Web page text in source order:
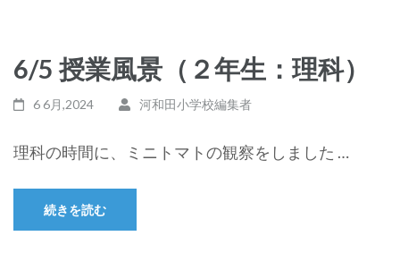
6/5 授業風景（２年生：理科）
6 6月,2024 河和田小学校編集者
理科の時間に、ミニトマトの観察をしました …
続きを読む